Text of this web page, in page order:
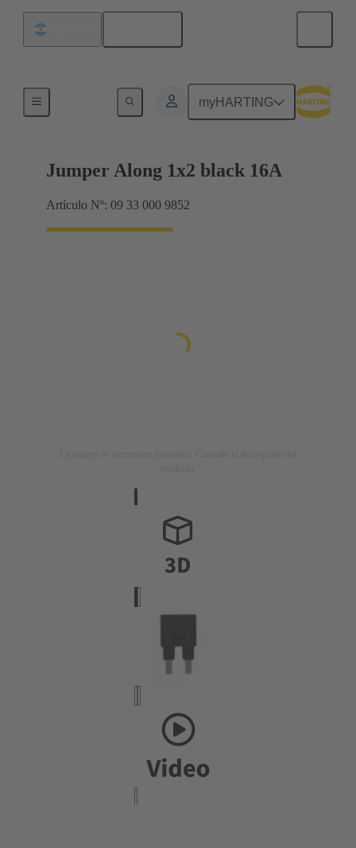
myHARTING
Puentes conectores Han® ES Press
Jumper Along 1x2 black 16A
Artículo Nº: 09 33 000 9852